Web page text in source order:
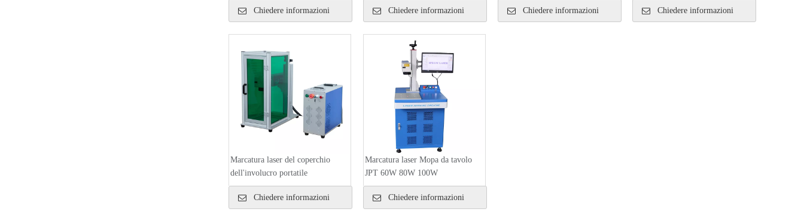
Chiedere informazioni
Chiedere informazioni
Chiedere informazioni Chiedere informazioni
Marcatura laser del coperchio
dell'involucro portatile
Chiedere informazioni
Marcatura laser Mopa da tavolo
JPT 60W 80W 100W
Chiedere informazioni